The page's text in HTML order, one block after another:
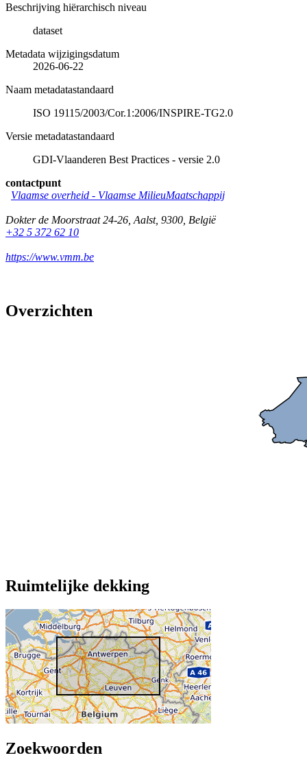
Beschrijving hiërarchisch niveau
dataset
Metadata wijzigingsdatum
2026-06-22
Naam metadatastandaard
ISO 19115/2003/Cor.1:2006/INSPIRE-TG2.0
Versie metadatastandaard
GDI-Vlaanderen Best Practices - versie 2.0
contactpunt
Vlaamse overheid - Vlaamse MilieuMaatschappij
Dokter de Moorstraat 24-26 Aalst, 9300 België
+32 5 372 62 10
https://www.vmm.be
Overzichten
Ruimtelijke dekking
Zoekwoorden